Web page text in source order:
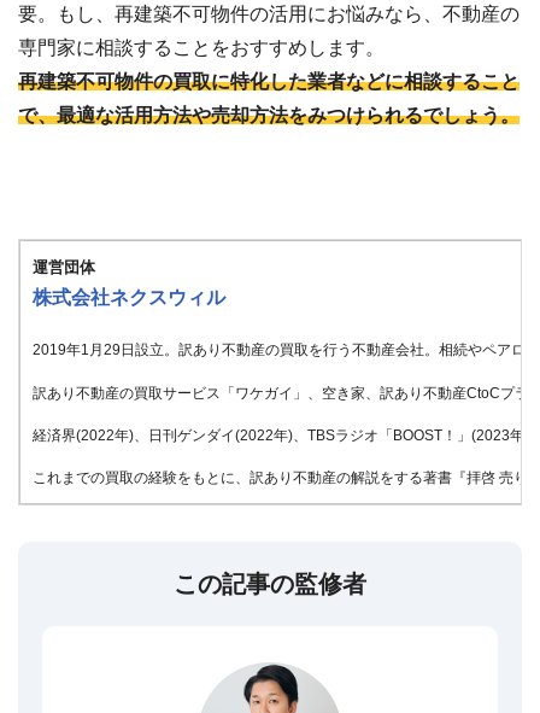
要。もし、再建築不可物件の活用にお悩みなら、不動産の
専門家に相談することをおすすめします。
再建築不可物件の買取に特化した業者などに相談すること
で、最適な活用方法や売却方法をみつけられるでしょう。
運営団体
株式会社ネクスウィル
2019年1月29日設立。訳あり不動産の買取を行う不動産会社。相続やペアロ
訳あり不動産の買取サービス「ワケガイ」、空き家、訳あり不動産CtoCプラ
経済界(2022年)、日刊ゲンダイ(2022年)、TBSラジオ「BOOST！」(2023年
これまでの買取の経験をもとに、訳あり不動産の解説をする著書『拝啓 売
この記事の監修者